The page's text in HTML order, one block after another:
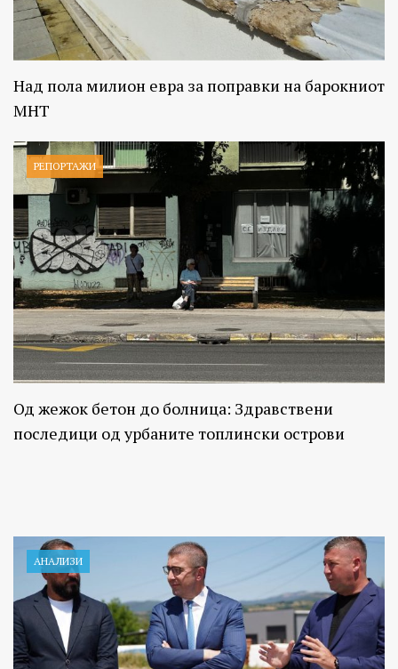
Над пола милион евра за поправки на барокниот
МНТ
РЕПОРТАЖИ
Од жежок бетон до болница: Здравствени
последици од урбаните топлински острови
АНАЛИЗИ